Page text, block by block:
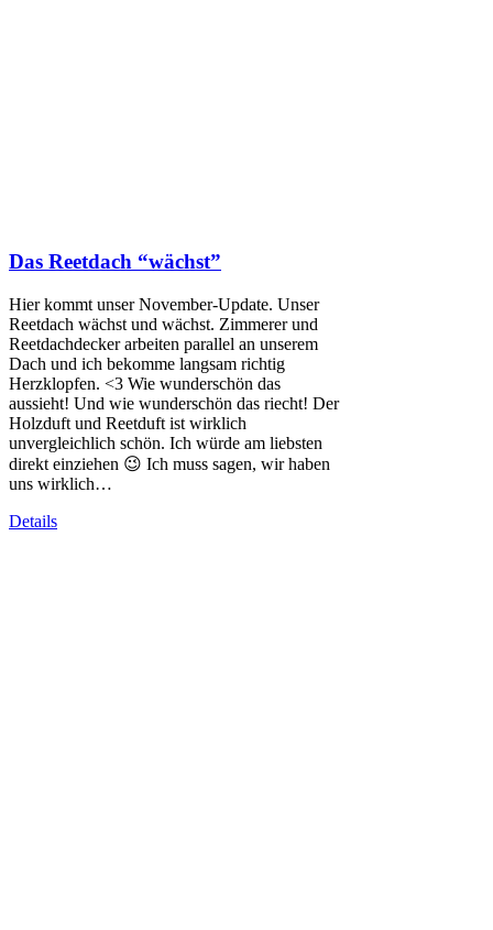
Das Reetdach “wächst”
Hier kommt unser November-Update. Unser
Reetdach wächst und wächst. Zimmerer und
Reetdachdecker arbeiten parallel an unserem
Dach und ich bekomme langsam richtig
Herzklopfen. <3 Wie wunderschön das
aussieht! Und wie wunderschön das riecht! Der
Holzduft und Reetduft ist wirklich
unvergleichlich schön. Ich würde am liebsten
direkt einziehen 😉 Ich muss sagen, wir haben
uns wirklich…
Details